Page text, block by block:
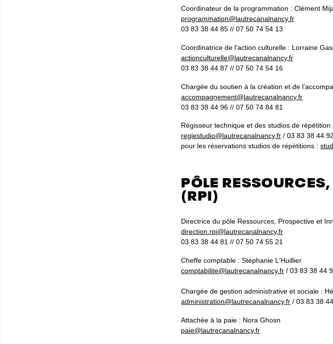
Coordinateur de la programmation : Clément
programmation@lautrecanalnancy.fr
03 83 38 44 85 // 07 50 74 54 13
Coordinatrice de l'action culturelle : Lorraine
actionculturelle@lautrecanalnancy.fr
03 83 38 44 87 // 07 50 74 54 16
Chargée du soutien à la création et de
accompagnement@lautrecanalnancy.fr
03 83 38 44 96 // 07 50 74 84 81
Régisseur technique et des studios de
regiestudio@lautrecanalnancy.fr / 03 83 38 44 92
pour les réservations studios de répétitions :
PÔLE
(RPI)
Directrice du pôle Ressources, Prospective et
direction.rpi@lautrecanalnancy.fr
03 83 38 44 81 // 07 50 74 55 21
Cheffe comptable : Stéphanie L'Huillier
comptabilite@lautrecanalnancy.fr / 03 83 38 44
Chargée de gestion administrative et sociale :
administration@lautrecanalnancy.fr / 03 83 38
Attachée à la paie : Nora Ghosn
paie@lautrecanalnancy.fr